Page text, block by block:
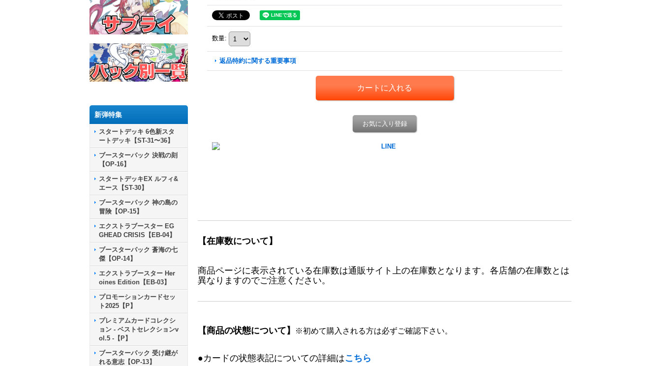
新弾特集
スタートデッキ 6色新スタ
ートデッキ【ST-31〜36】
ブースターパック 決戦の刻
【OP-16】
スタートデッキEX ルフィ&
エース【ST-30】
ブースターパック 神の島の
冒険【OP-15】
エクストラブースター EG
GHEAD CRISIS【EB-04】
ブースターパック 蒼海の七
傑【OP-14】
エクストラブースター Her
oines Edition【EB-03】
プロモーションカードセッ
ト2025【P】
プレミアムカードコレクシ
ョン - ベストセレクションv
ol.5 -【P】
ブースターパック 受け継が
れる意志【OP-13】
数量:
返品特約に関する重要事項
お気に入り登録
【在庫数について】
商品ページに表示されている在庫数は通販サイト上の在庫数となります。各店舗の在庫数とは
異なりますのでご注意ください。
【商品の状態について】 ※初めて購入される方は必ずご確認下さい。
●カードの状態表記についての詳細はこちら